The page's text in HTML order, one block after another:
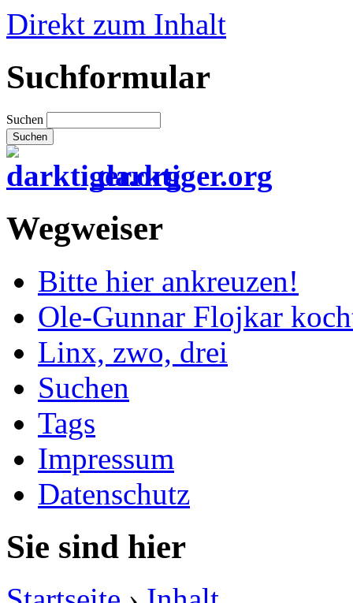
Direkt zum Inhalt
Suchformular
Suchen
darktiger.org
Wegweiser
Bitte hier ankreuzen!
Ole-Gunnar Flojkar
Linx, zwo, drei
Suchen
Tags
Impressum
Datenschutz
Sie sind hier